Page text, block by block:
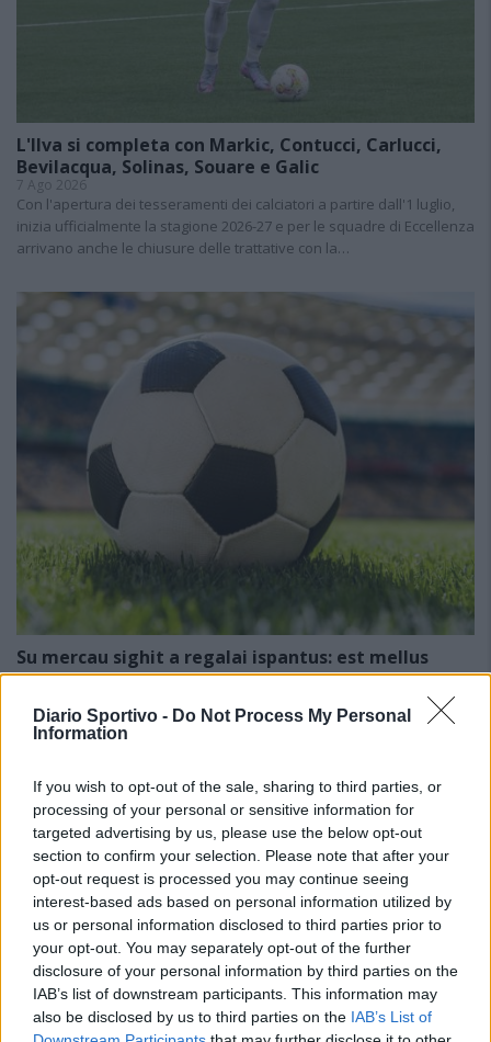
Diario Sportivo - Do Not Process My Personal
Information
If you wish to opt-out of the sale, sharing to third parties, or
processing of your personal or sensitive information for
targeted advertising by us, please use the below opt-out
section to confirm your selection. Please note that after your
opt-out request is processed you may continue seeing
interest-based ads based on personal information utilized by
us or personal information disclosed to third parties prior to
your opt-out. You may separately opt-out of the further
disclosure of your personal information by third parties on the
IAB’s list of downstream participants. This information may
also be disclosed by us to third parties on the IAB’s List of
L'Ilva si completa con Markic, Contucci, Carlucci,
Bevilacqua, Solinas, Souare e Galic
7 Ago 2026
Con l'apertura dei tesseramenti dei calciatori a partire dall'1 luglio,
inizia ufficialmente la stagione 2026-27 e per le squadre di Eccellenza
arrivano anche le chiusure delle trattative con la…
Su mercau sighit a regalai ispantus: est mellus
scumiti apitzus de is giòvunus o is giogadoris de
cuncodrai sa rosa?
6 Ago 2026
brullai, est bastanti craru, berus?), seus arribbaus, nci dda eus fata,
po ddu narai diaici puru, a nci lompi, a nci spundi (po…
Coppa Italia: gli accoppiamenti degli ottavi
di finale con i derby di Gallura, Barbagia e
Ogliastra
Il CR sardo esclude anche l'Olbia: l'Usinese è
in Eccellenza, il Fonni sale in Promozione
5 Ago 2026